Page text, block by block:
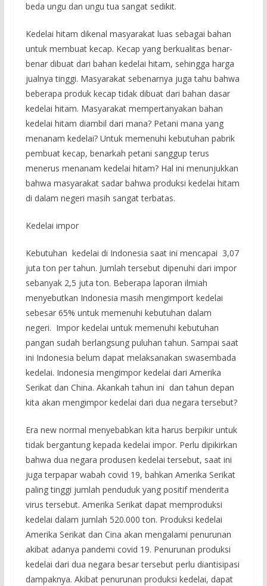
beda ungu dan ungu tua sangat sedikit.
Kedelai hitam dikenal masyarakat luas sebagai bahan
untuk membuat kecap. Kecap yang berkualitas benar-
benar dibuat dari bahan kedelai hitam, sehingga harga
jualnya tinggi. Masyarakat sebenarnya juga tahu bahwa
beberapa produk kecap tidak dibuat dari bahan dasar
kedelai hitam. Masyarakat mempertanyakan bahan
kedelai hitam diambil dari mana? Petani mana yang
menanam kedelai? Untuk memenuhi kebutuhan pabrik
pembuat kecap, benarkah petani sanggup terus
menerus menanam kedelai hitam? Hal ini menunjukkan
bahwa masyarakat sadar bahwa produksi kedelai hitam
di dalam negeri masih sangat terbatas.
Kedelai impor
Kebutuhan kedelai di Indonesia saat ini mencapai 3,07
juta ton per tahun. Jumlah tersebut dipenuhi dari impor
sebanyak 2,5 juta ton. Beberapa laporan ilmiah
menyebutkan Indonesia masih mengimport kedelai
sebesar 65% untuk memenuhi kebutuhan dalam
negeri. Impor kedelai untuk memenuhi kebutuhan
pangan sudah berlangsung puluhan tahun. Sampai saat
ini Indonesia belum dapat melaksanakan swasembada
kedelai. Indonesia mengimpor kedelai dari Amerika
Serikat dan China. Akankah tahun ini dan tahun depan
kita akan mengimpor kedelai dari dua negara tersebut?
Era new normal menyebabkan kita harus berpikir untuk
tidak bergantung kepada kedelai impor. Perlu dipikirkan
bahwa dua negara produsen kedelai tersebut, saat ini
juga terpapar wabah covid 19, bahkan Amerika Serikat
paling tinggi jumlah penduduk yang positif menderita
virus tersebut. Amerika Serikat dapat memproduksi
kedelai dalam jumlah 520.000 ton. Produksi kedelai
Amerika Serikat dan Cina akan mengalami penurunan
akibat adanya pandemi covid 19. Penurunan produksi
kedelai dari dua negara besar tersebut perlu diantisipasi
dampaknya. Akibat penurunan produksi kedelai, dapat